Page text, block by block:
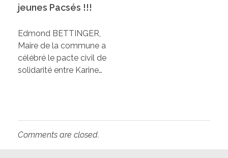
jeunes Pacsés !!!
Edmond BETTINGER,
Maire de la commune a
célébré le pacte civil de
solidarité entre Karine…
Comments are closed.